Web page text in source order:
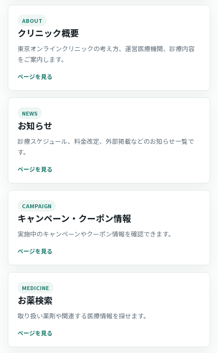
ABOUT
クリニック概要
東京オンラインクリニックの考え方、運営医療機関、診療内容
をご案内します。
ページを見る
NEWS
お知らせ
診療スケジュール、料金改定、外部掲載などのお知らせ一覧で
す。
ページを見る
CAMPAIGN
キャンペーン・クーポン情報
実施中のキャンペーンやクーポン情報を確認できます。
ページを見る
MEDICINE
お薬検索
取り扱い薬剤や関連する医療情報を探せます。
ページを見る